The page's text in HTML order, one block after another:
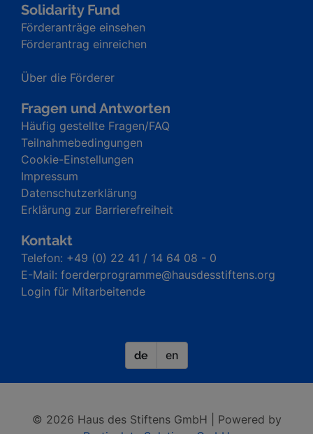
Solidarity Fund
Förderanträge einsehen
Förderantrag einreichen
Über die Förderer
Fragen und Antworten
Häufig gestellte Fragen/FAQ
Teilnahmebedingungen
Cookie-Einstellungen
Impressum
Datenschutzerklärung
Erklärung zur Barrierefreiheit
Kontakt
Telefon: +49 (0) 22 41 / 14 64 08 - 0
E-Mail: foerderprogramme@hausdesstiftens.org
Login für Mitarbeitende
de en
© 2026 Haus des Stiftens GmbH | Powered by